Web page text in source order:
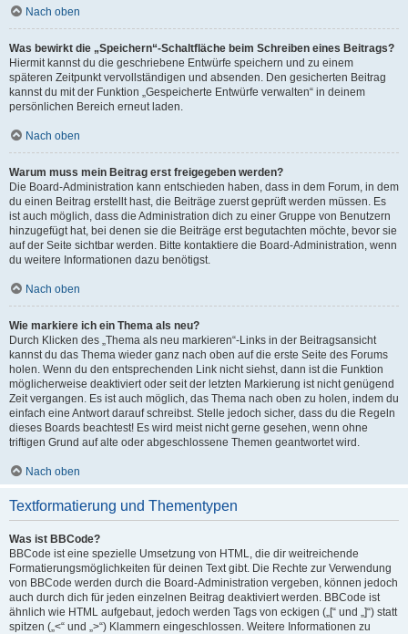
Nach oben
Was bewirkt die „Speichern“-Schaltfläche beim Schreiben eines Beitrags?
Hiermit kannst du die geschriebene Entwürfe speichern und zu einem
späteren Zeitpunkt vervollständigen und absenden. Den gesicherten Beitrag
kannst du mit der Funktion „Gespeicherte Entwürfe verwalten“ in deinem
persönlichen Bereich erneut laden.
Nach oben
Warum muss mein Beitrag erst freigegeben werden?
Die Board-Administration kann entschieden haben, dass in dem Forum, in dem
du einen Beitrag erstellt hast, die Beiträge zuerst geprüft werden müssen. Es
ist auch möglich, dass die Administration dich zu einer Gruppe von Benutzern
hinzugefügt hat, bei denen sie die Beiträge erst begutachten möchte, bevor sie
auf der Seite sichtbar werden. Bitte kontaktiere die Board-Administration, wenn
du weitere Informationen dazu benötigst.
Nach oben
Wie markiere ich ein Thema als neu?
Durch Klicken des „Thema als neu markieren“-Links in der Beitragsansicht
kannst du das Thema wieder ganz nach oben auf die erste Seite des Forums
holen. Wenn du den entsprechenden Link nicht siehst, dann ist die Funktion
möglicherweise deaktiviert oder seit der letzten Markierung ist nicht genügend
Zeit vergangen. Es ist auch möglich, das Thema nach oben zu holen, indem du
einfach eine Antwort darauf schreibst. Stelle jedoch sicher, dass du die Regeln
dieses Boards beachtest! Es wird meist nicht gerne gesehen, wenn ohne
triftigen Grund auf alte oder abgeschlossene Themen geantwortet wird.
Nach oben
Textformatierung und Thementypen
Was ist BBCode?
BBCode ist eine spezielle Umsetzung von HTML, die dir weitreichende
Formatierungsmöglichkeiten für deinen Text gibt. Die Rechte zur Verwendung
von BBCode werden durch die Board-Administration vergeben, können jedoch
auch durch dich für jeden einzelnen Beitrag deaktiviert werden. BBCode ist
ähnlich wie HTML aufgebaut, jedoch werden Tags von eckigen („[“ und „]“) statt
spitzen („<“ und „>“) Klammern eingeschlossen. Weitere Informationen zu